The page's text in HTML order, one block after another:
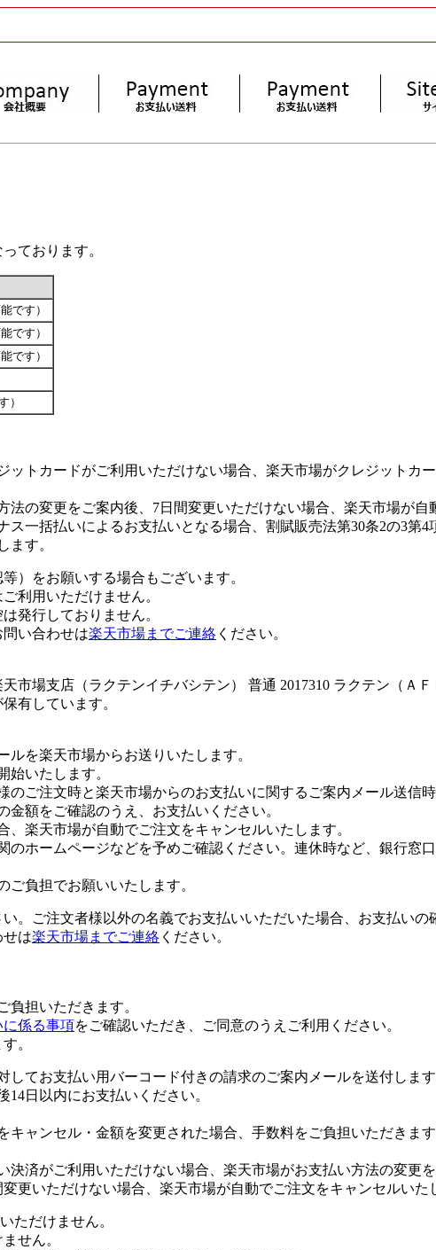
ております。
です）
です）
です）
）
ットカードがご利用いただけない場合、楽天市場がクレジットカ
法の変更をご案内後、7日間変更いただけない場合、楽天市場が自
ス一括払いによるお支払いとなる場合、割賦販売法第30条2の3第
ます。
）をお願いする場合もございます。
利用いただけません。
発行しておりません。
い合わせは楽天市場までご連絡 ください。
市場支店（ラクテンイチバシテン） 普通 2017310 ラクテン（ＡＦ
有しています。
を楽天市場からお送りいたします。
始いたします。
のご注文時と楽天市場からのお支払いに関するご案内メール送信時
額をご確認のうえ、お支払いください。
、楽天市場が自動でご注文をキャンセルいたします。
のホームページなどを予めご確認ください。連休時など、銀行窓
負担でお願いいたします。
。ご注文者様以外の名義でお支払いいただいた場合、お支払いの
は楽天市場までご連絡 ください。
負担いただきます。
係る事項をご確認いただき、ご同意のうえご利用ください。
。
してお支払い用バーコード付きの請求のご案内メールを送付しま
日以内にお支払いください。
キャンセル・金額を変更された場合、手数料をご負担いただきま
決済がご利用いただけない場合、楽天市場がお支払い方法の変更を
更いただけない場合、楽天市場が自動でご注文をキャンセルいた
ただけません。
せん。